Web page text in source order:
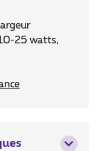
25 watts,